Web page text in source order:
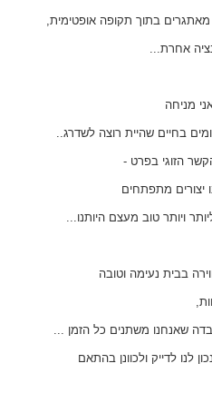
מאתגרים בתוך תקופה אופטימית,
אחרת...
מניחה
בחיים שהיית רוצה לשדרג..
הזוגי בפרט -
יצורים מתפתחים
ויותר טוב מעצם היותנו...
בבית נעימה וטובה
שאנחנו משתנים כל הזמן ...
לנו לדייק ולכוונן בהתאם